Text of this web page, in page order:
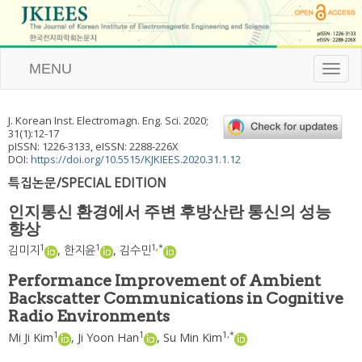
T
o
l
e
g
MENU
J. Korean Inst. Electromagn. Eng. Sci. 2020;
31(1):12-17
pISSN: 1226-3133, eISSN: 2288-226X
DOI: https://doi.org/10.5515/KJKIEES.2020.31.1.12
특집논문/SPECIAL EDITION
인지통신 환경에서 주변 후방산란 통신의 성능
향상
김미지 1 , 한지윤1 , 김수민1,*
Performance Improvement of Ambient
Backscatter Communications in Cognitive
Radio Environments
Mi Ji Kim1 , Ji Yoon Han1 , Su Min Kim1,*